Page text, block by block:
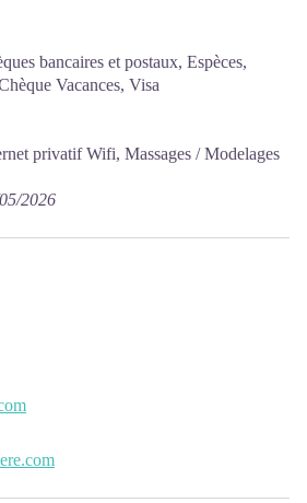
bancaires et postaux, Espèces,
Vacances, Visa
privatif Wifi, Massages / Modelages
2026